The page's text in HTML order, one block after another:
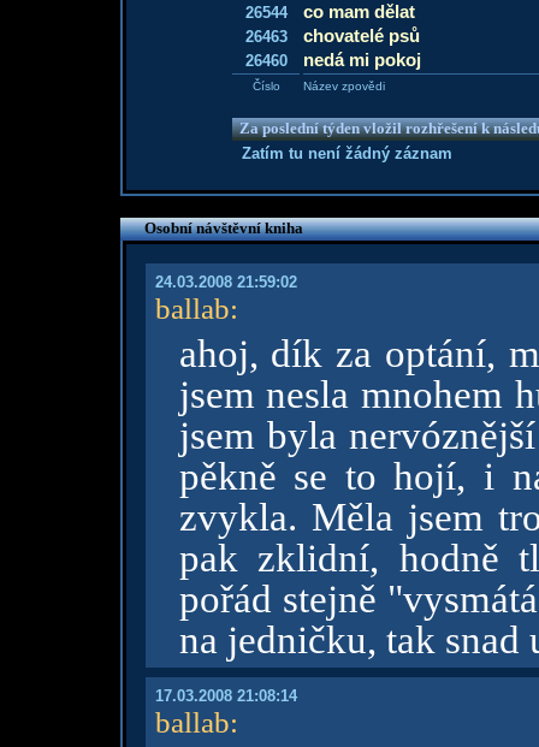
26544 co mam dělat
26463 chovatelé psů
26460 nedá mi pokoj
Číslo Název zpovědi
Za poslední týden vložil rozhřešení k
Zatím tu není žádný záznam
Osobní návštěvní kniha
24.03.2008 21:59:02
ballab:
ahoj, dík za optání,
jsem nesla mnohem
jsem byla
pěkně se to hojí, i
zvykla. Měla jsem
pak zklidní, hodně
pořád stejně
na jedničku, tak
17.03.2008 21:08:14
ballab: